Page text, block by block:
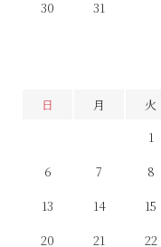
30
31
日 月 火
1
6
7 8
13
14 15
20
21 22